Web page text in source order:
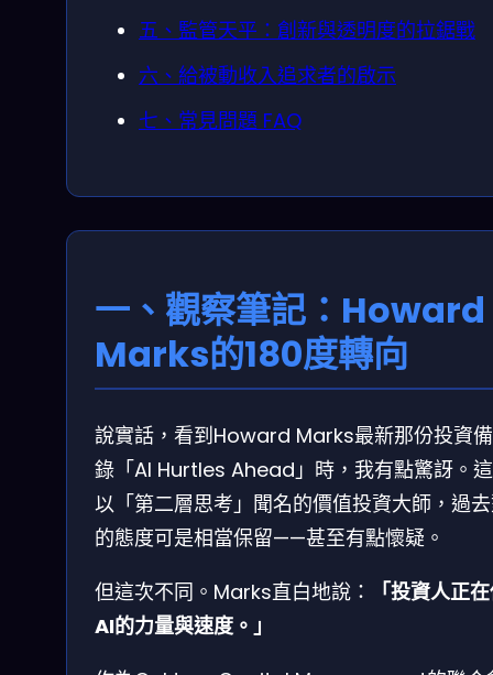
五、監管天平：創新與透明度的拉鋸戰
六、給被動收入追求者的啟示
七、常見問題 FAQ
一、觀察筆記：Howard
Marks的180度轉向
說實話，看到Howard Marks最新那份投資
錄「AI Hurtles Ahead」時，我有點驚訝。
以「第二層思考」聞名的價值投資大師，過
的態度可是相當保留——甚至有點懷疑。
但這次不同。Marks直白地說：
「投資人正
AI的力量與速度。」